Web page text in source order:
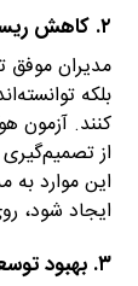
۲. کاهش ریسک‌های مدیریتی
مدیران موفق
بلکه
از
این موارد
ایجاد شود،
۳. بهبود توسعه فردی